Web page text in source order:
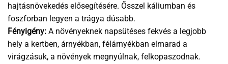
hajtásnövekedés elősegítésére. Ősszel káliumban és
foszforban legyen a trágya dúsabb.
Fényigény: A növényeknek napsütéses fekvés a legjobb
hely a kertben, árnyékban, félárnyékban elmarad a
virágzásuk, a növények megnyúlnak, felkopaszodnak.